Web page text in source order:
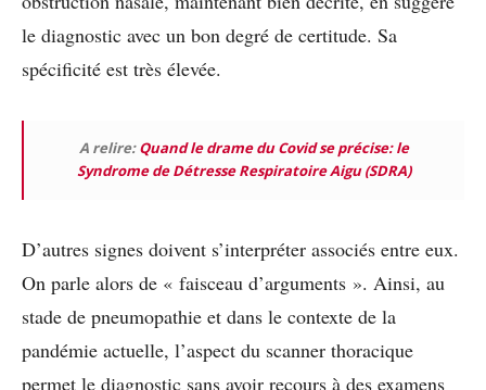
le diagnostic avec un bon degré de certitude. Sa
spécificité est très élevée.
A relire:Quand le drame du Covid se précise: le
Syndrome de Détresse Respiratoire Aigu (SDRA)
D’autres signes doivent s’interpréter associés entre eux.
On parle alors de « faisceau d’arguments ». Ainsi, au
stade de pneumopathie et dans le contexte de la
pandémie actuelle, l’aspect du scanner thoracique
permet le diagnostic sans avoir recours à des examens